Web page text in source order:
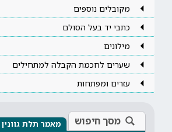
מקובלים נוספים
כתבי יד בעל הסולם
מילונים
שערים לחכמת הקבלה למתחילים
עזרים ומפתחות
מסך חיפוש מאמר תלת